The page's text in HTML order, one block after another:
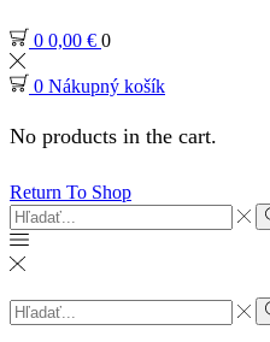
0 0,00 € 0
0 Nákupný košík
No products in the cart.
Return To Shop
Search
input
Search
input